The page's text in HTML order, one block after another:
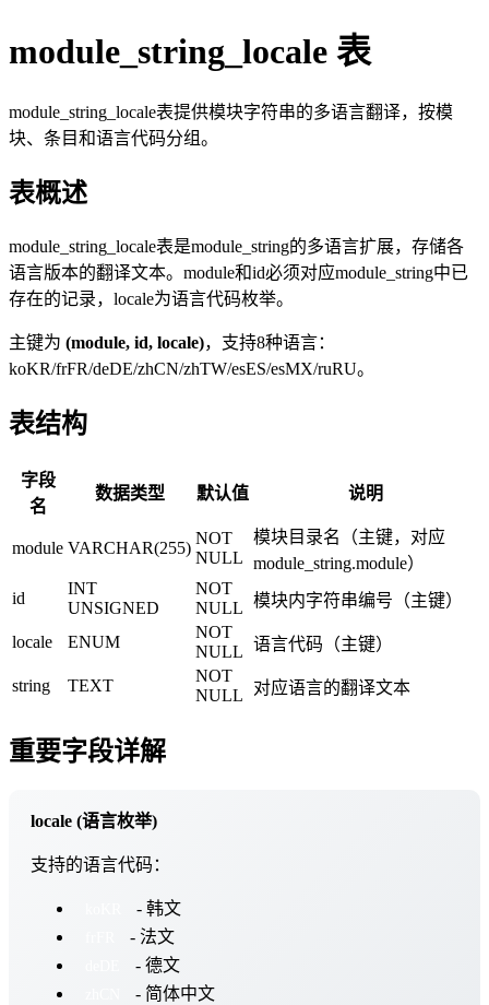
module_string_locale 表
module_string_locale表提供模块字符串的多语言翻译，按模
块、条目和语言代码分组。
表概述
module_string_locale表是module_string的多语言扩展，存储各
语言版本的翻译文本。module和id必须对应module_string中已
存在的记录，locale为语言代码枚举。
主键为 (module, id, locale)，支持8种语言：
koKR/frFR/deDE/zhCN/zhTW/esES/esMX/ruRU。
表结构
字段
名
数据类型 默认值 说明
module VARCHAR(255)
NOT
NULL
模块目录名（主键，对应
module_string.module）
id
INT
UNSIGNED
NOT
NULL 模块内字符串编号（主键）
locale ENUM
NOT
NULL 语言代码（主键）
string TEXT
NOT
NULL
对应语言的翻译文本
重要字段详解
locale (语言枚举)
支持的语言代码：
- 韩文
- 法文
- 德文
- 简体中文